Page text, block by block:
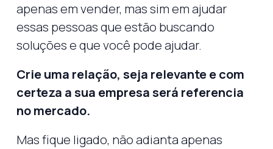
apenas em vender, mas sim em ajudar
essas pessoas que estão buscando
soluções e que você pode ajudar.
Crie uma relação, seja relevante e com
certeza a sua empresa será referencia
no mercado.
Mas fique ligado, não adianta apenas